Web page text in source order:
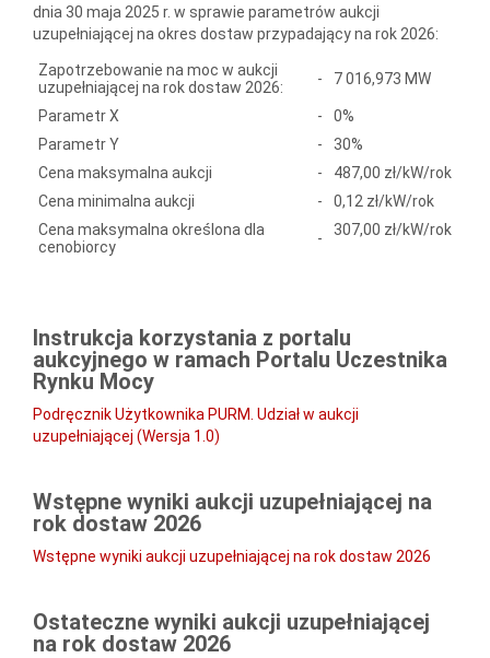
dnia 30 maja 2025 r. w sprawie parametrów aukcji
uzupełniającej na okres dostaw przypadający na rok 2026:
Zapotrzebowanie na moc w aukcji
uzupełniającej na rok dostaw 2026:
- 7 016,973 MW
Parametr X -
0%
Parametr Y
-
30%
Cena maksymalna aukcji
-
487,00 zł/kW/rok
Cena minimalna aukcji
-
0,12 zł/kW/rok
Cena maksymalna określona dla
cenobiorcy
- 307,00 zł/kW/rok
Instrukcja korzystania z portalu
aukcyjnego w ramach Portalu Uczestnika
Rynku Mocy
Podręcznik Użytkownika PURM. Udział w aukcji
uzupełniającej (Wersja 1.0)
Wstępne wyniki aukcji uzupełniającej na
rok dostaw 2026
Wstępne wyniki aukcji uzupełniającej na rok dostaw 2026
Ostateczne wyniki aukcji uzupełniającej
na rok dostaw 2026